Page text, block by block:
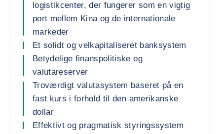
logistikcenter, der fungerer som en vigtig
port mellem Kina og de internationale
markeder
Et solidt og velkapitaliseret banksystem
Betydelige finanspolitiske og
valutareserver
Troværdigt valutasystem baseret på en
fast kurs i forhold til den amerikanske
dollar
Effektivt og pragmatisk styringssystem